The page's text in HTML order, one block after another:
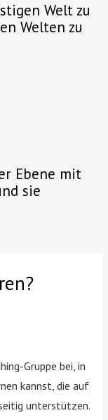
Welt zu
Welten zu
Ebene mit
sie
Gruppe bei, in
kannst, die auf
unterstützen.